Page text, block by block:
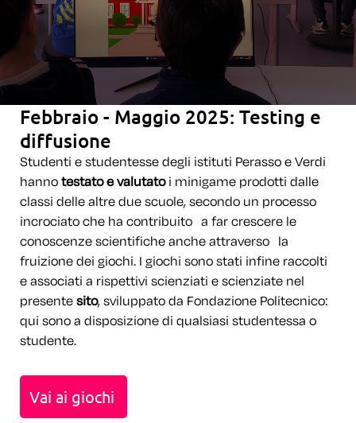
Febbraio - Maggio 2025: Testing e
diffusione
Studenti e studentesse degli istituti Perasso e Verdi
hannotestato e valutatoi minigame prodotti dalle
classi delle altre due scuole, secondo un processo
incrociato che ha contribuito a far crescere le
conoscenze scientifiche anche attraverso la
fruizione dei giochi. I giochi sono stati infine raccolti
e associati a rispettivi scienziati e scienziate nel
presentesito, sviluppato da Fondazione Politecnico:
qui sono a disposizione di qualsiasi studentessa o
studente.
Vai ai giochi